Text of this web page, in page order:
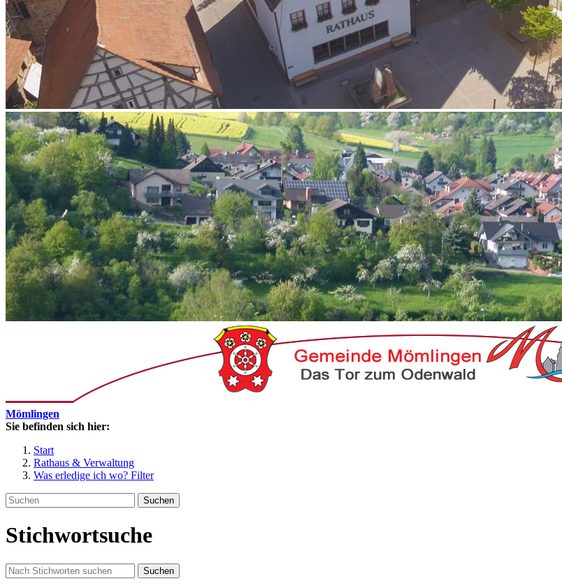
Mömlingen
Sie befinden sich hier:
Start
Rathaus & Verwaltung
Was erledige ich wo? Filter
Suchen
Stichwortsuche
Suchen